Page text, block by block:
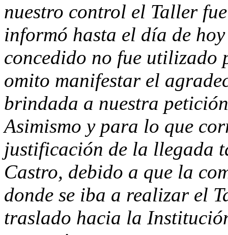
nuestro control el Taller
informó hasta el día de
concedido no fue
omito manifestar el
brindada a nuestra
Asimismo y para lo que
justificación de la llegada
Castro, debido a que la
donde se iba a realizar el
traslado hacia la